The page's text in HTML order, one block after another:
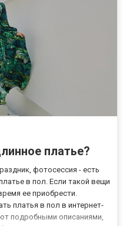
платье?
фотосессия - есть
в пол. Если такой вещи
ее приобрести.
платья в пол в интернет-
подробными описаниями,